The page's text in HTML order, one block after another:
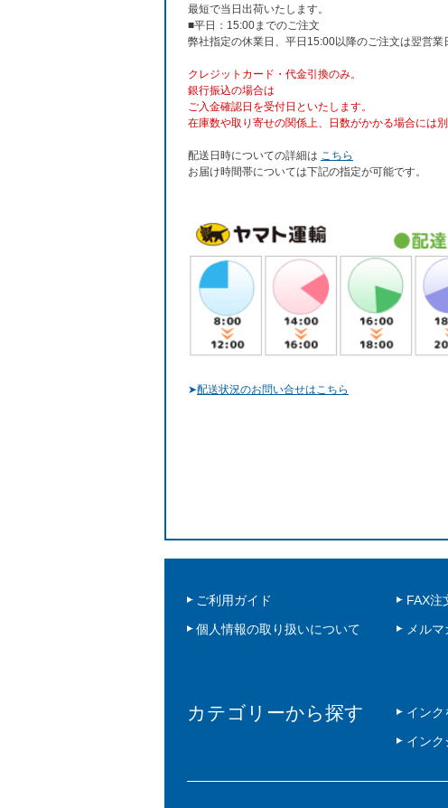
最短で当日出荷いたします。
■平日：15:00までのご注文
弊社指定の休業日、平日15:00以降のご注文は翌営業
クレジットカード・代金引換のみ。
銀行振込の場合は
ご入金確認日を受付日といたします。
在庫数や取り寄せの関係上、日数がかかる場合には別
配送日時についての詳細は こちら
お届け時間帯については下記の指定が可能です。
➤配送状況のお問い合せはこちら
ご利用ガイド FAX注
個人情報の取り扱いについて
メル
カテゴリーから探す インク
インク